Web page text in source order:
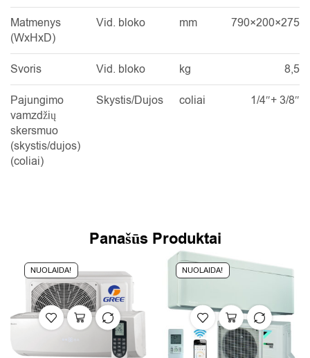
Matmenys
(WxHxD)
Vid. bloko mm 790×200×275
Svoris Vid. bloko kg 8,5
Pajungimo
vamzdžių
skersmuo
(skystis/dujos)
(coliai)
Skystis/Dujos coliai 1/4″+ 3/8″
Panašūs Produktai
NUOLAIDA! NUOLAIDA!